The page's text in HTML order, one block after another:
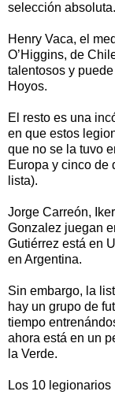
selección absoluta.
Henry Vaca, el
O’Higgins, de
talentosos y
Hoyos.
El resto es una
en que estos
que no se la tuvo
Europa y cinco de
lista).
Jorge Carreón,
Gonzalez juegan
Gutiérrez está en
en Argentina.
Sin embargo, la
hay un grupo de
tiempo
ahora está en un
la Verde.
Los 10 legionarios